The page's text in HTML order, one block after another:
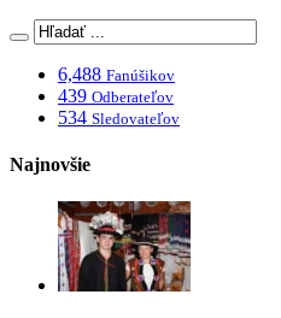
6,488 Fanúšikov
439 Odberateľov
534 Sledovateľov
Najnovšie